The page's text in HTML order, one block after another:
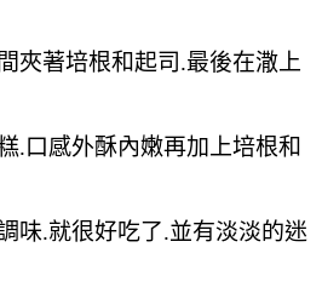
夾著培根和起司.最後在潵上
.口感外酥內嫩再加上培根和
味.就很好吃了.並有淡淡的迷